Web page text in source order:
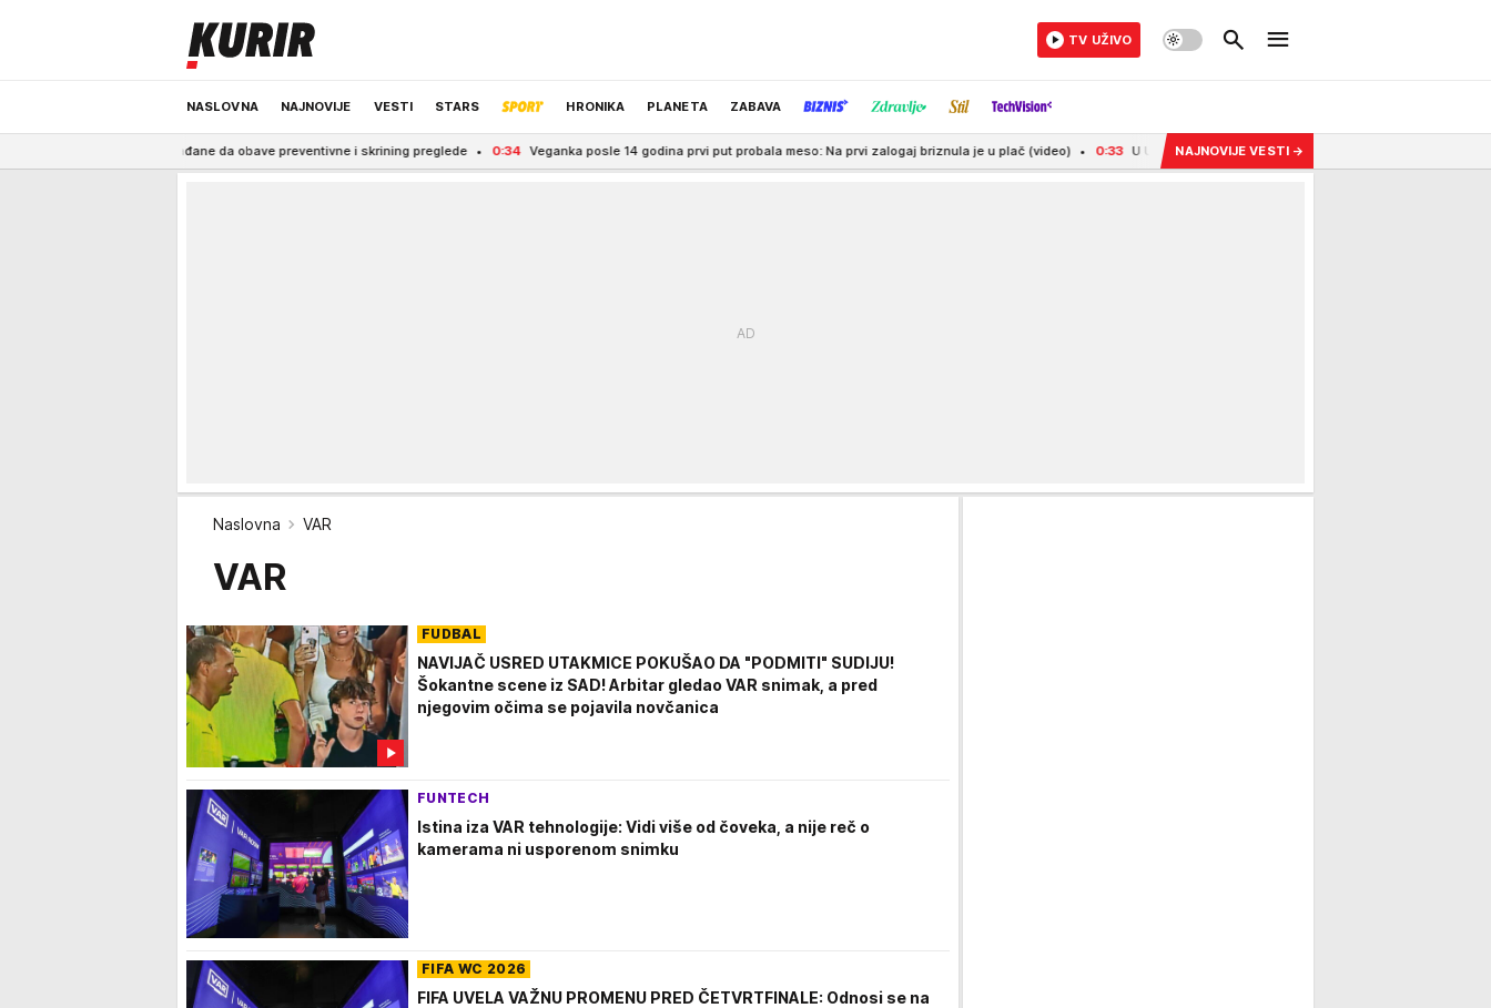
NASLOVNA NAJNOVIJE VESTI STARS HRONIKA PLANETA ZABAVA
ODRŽIVA BUDUĆNOST REGION NEWS IZBOR UREDNIKA
TV UŽIVO
pozvao građane da obave preventivne i skrining preglede 0:34 Veganka posle 14 godina prvi put probala meso: Na prvi zalogaj briznula je u plač (video) 0:33 U UKRAJINI JUL BIO NAJSMRTONOSNIJI MESEC ZA CIVILE OD APRILA
NAJNOVIJE VESTI →
Naslovna VAR
VAR
FUDBAL
NAVIJAČ USRED UTAKMICE POKUŠAO DA "PODMITI" SUDIJU!
Šokantne scene iz SAD! Arbitar gledao VAR snimak, a pred
njegovim očima se pojavila novčanica
FUNTECH
Istina iza VAR tehnologije: Vidi više od čoveka, a nije reč o
kamerama ni usporenom snimku
FIFA WC 2026
FIFA UVELA VAŽNU PROMENU PRED ČETVRTFINALE: Odnosi se na